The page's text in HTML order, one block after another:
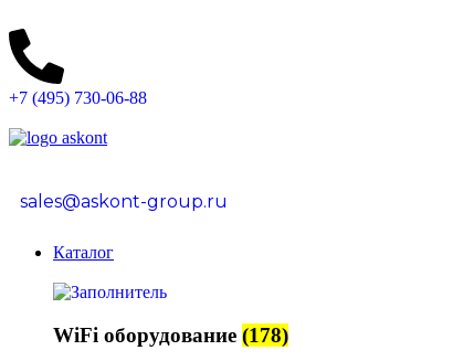
+7 (495) 730-06-88
sales@askont-group.ru
Каталог
WiFi оборудование (178)